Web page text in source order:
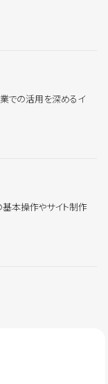
での活用を深めるイ
基本操作やサイト制作